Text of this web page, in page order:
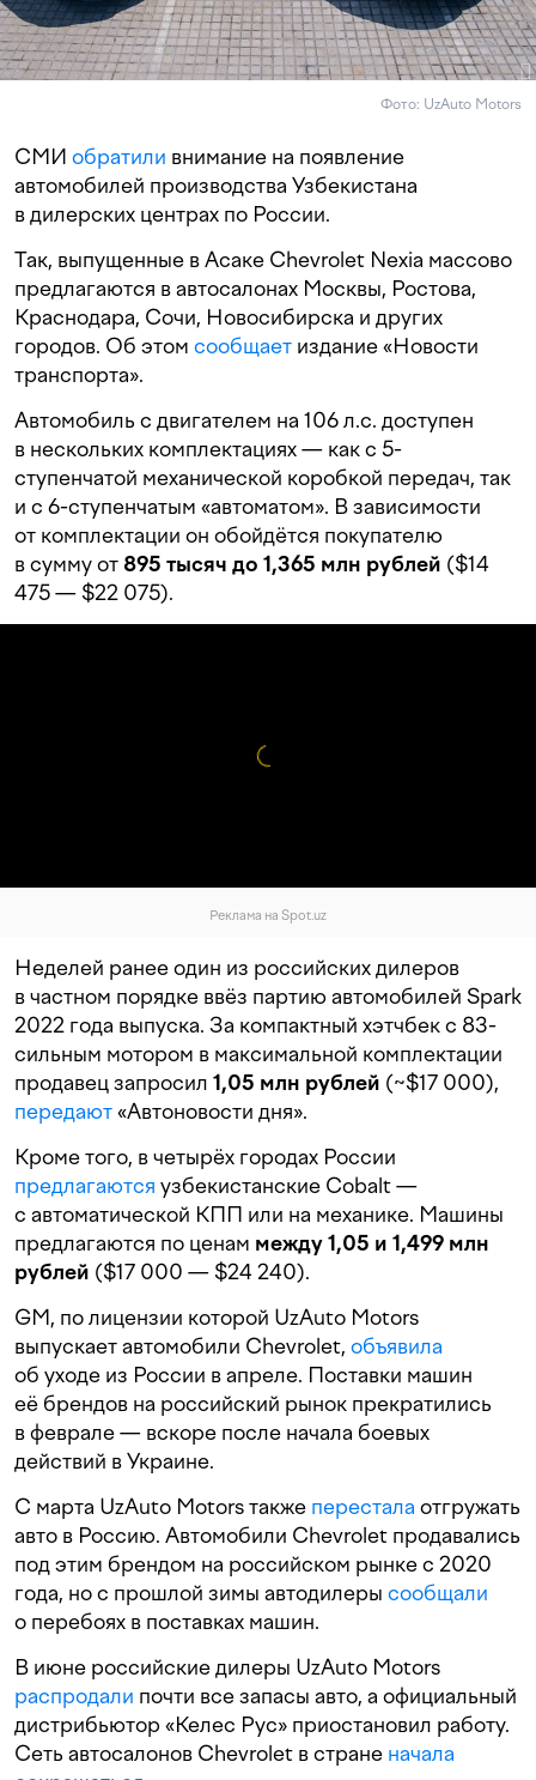
Фото: UzAuto Motors
СМИ обратили внимание на появление
автомобилей производства Узбекистана
в дилерских центрах по России.
Так, выпущенные в Асаке Chevrolet Nexia массово
предлагаются в автосалонах Москвы, Ростова,
Краснодара, Сочи, Новосибирска и других
городов. Об этом сообщает издание «Новости
транспорта».
Автомобиль с двигателем на 106 л.с. доступен
в нескольких комплектациях — как с 5-
ступенчатой механической коробкой передач, так
и с 6-ступенчатым «автоматом». В зависимости
от комплектации он обойдётся покупателю
в сумму от 895 тысяч до 1,365 млн рублей ($14
475 — $22 075).
Реклама на Spot.uz
Неделей ранее один из российских дилеров
в частном порядке ввёз партию автомобилей Spark
2022 года выпуска. За компактный хэтчбек с 83-
сильным мотором в максимальной комплектации
продавец запросил 1,05 млн рублей (~$17 000),
передают«Автоновости дня».
Кроме того, в четырёх городах России
предлагаются узбекистанские Cobalt —
с автоматической КПП или на механике. Машины
предлагаются по ценам между 1,05 и 1,499 млн
рублей ($17 000 — $24 240).
GM, по лицензии которой UzAuto Motors
выпускает автомобили Chevrolet, объявила
об уходе из России в апреле. Поставки машин
её брендов на российский рынок прекратились
в феврале — вскоре после начала боевых
действий в Украине.
С марта UzAuto Motors также перестала отгружать
авто в Россию. Автомобили Chevrolet продавались
под этим брендом на российском рынке с 2020
года, но с прошлой зимы автодилеры сообщали
о перебоях в поставках машин.
В июне российские дилеры UzAuto Motors
распродали почти все запасы авто, а официальный
дистрибьютор «Келес Рус» приостановил работу.
Сеть автосалонов Chevrolet в стране начала